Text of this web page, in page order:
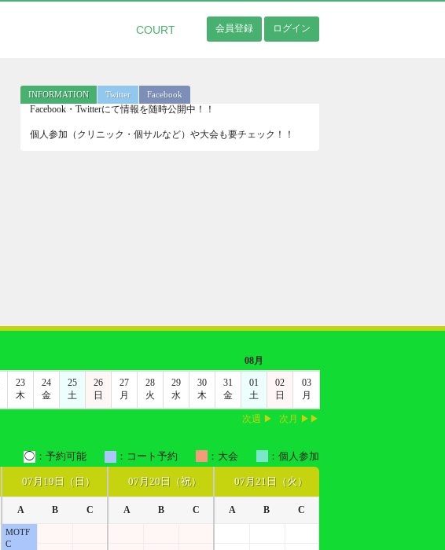
会員登録 ログイン
COURT
INFORMATION Twitter Facebook
Facebook・Twitterにて情報を随時公開中！！
個人参加（クリニック・個サルなど）や大会も要チェック！！
08月
23
木
24
金
25
土
26
日
27
月
28
火
29
水
30
木
31
金
01
土
02
日
03
月
次週 ▶ 次月 ▶▶
◯ ：予約可能 ：コート予約 ：大会 ：個人参加
07月19日（日）
A B C
07月20日（祝）
A B C
07月21日（火）
A B C
MOTF
C